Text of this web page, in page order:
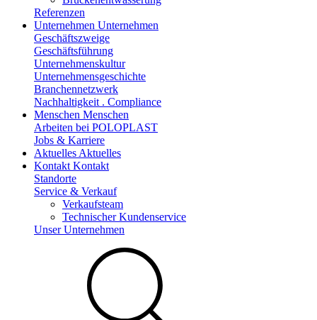
Referenzen
Unternehmen Unternehmen
Geschäftszweige
Geschäftsführung
Unternehmenskultur
Unternehmensgeschichte
Branchennetzwerk
Nachhaltigkeit . Compliance
Menschen Menschen
Arbeiten bei POLOPLAST
Jobs & Karriere
Aktuelles Aktuelles
Kontakt Kontakt
Standorte
Service & Verkauf
Verkaufsteam
Technischer Kundenservice
Unser Unternehmen